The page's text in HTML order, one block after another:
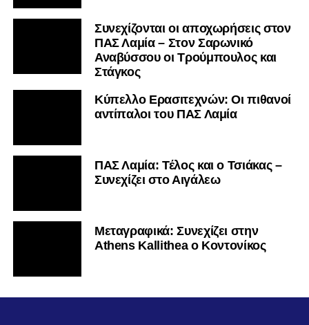
Συνεχίζονται οι αποχωρήσεις στον
ΠΑΣ Λαμία – Στον Σαρωνικό
Αναβύσσου οι Τρούμπουλος και
Στάγκος
Κύπελλο Ερασιτεχνών: Οι πιθανοί
αντίπαλοι του ΠΑΣ Λαμία
ΠΑΣ Λαμία: Τέλος και ο Τσιάκας –
Συνεχίζει στο Αιγάλεω
Mεταγραφικά: Συνεχίζει στην
Athens Kallithea ο Κοντονίκος